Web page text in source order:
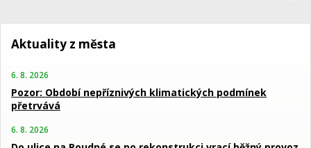
Aktuality z města
6. 8. 2026
Pozor: Období nepříznivých klimatických podmínek
přetrvává
6. 8. 2026